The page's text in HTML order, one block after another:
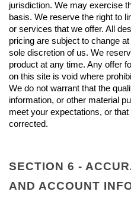
jurisdiction. We may exercise
basis. We reserve the right to
or services that we offer. All
pricing are subject to change
sole discretion of us. We
product at any time. Any offer
on this site is void where
We do not warrant that the
information, or other material
meet your expectations, or
corrected.
SECTION 6 -
AND ACCOUNT